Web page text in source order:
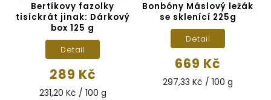
Bertíkovy fazolky
tisíckrát jinak: Dárkový
box 125 g
289 Kč
231,20 Kč / 100 g
Detail
Bonbóny Máslový ležák
se sklenící 225g
669 Kč
297,33 Kč / 100 g
Detail